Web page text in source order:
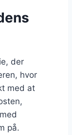
der
hvor
med at
på.